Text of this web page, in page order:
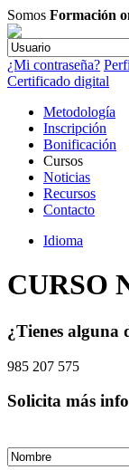
Somos Formación
¿Mi contraseña?
Certificado digital
Metodología
Inscripción
Bonificación
Cursos
Noticias
Recursos
Contacto
Idioma
CURSO
¿Tienes alguna
985 207 575
Solicita más